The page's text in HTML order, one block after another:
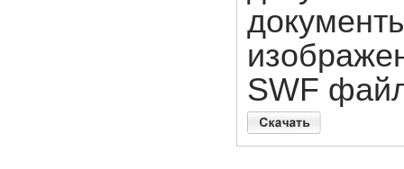
SWF